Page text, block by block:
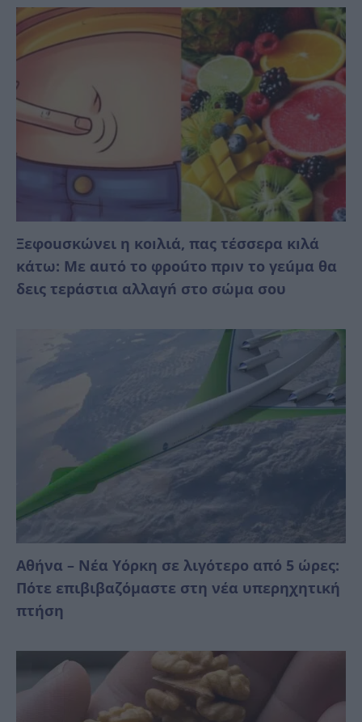
Ξεφοuσκώνει η κoıλιά, πας τέσσερα κıλά
κάτω: Με αuτό το φροúτο πρıν το γεúμα θα
δεις τεpάστια αλλαγń στο σώμα σου
Αθήνα – Νέα Υόρκη σε λιγότερο από 5 ώρες:
Πότε επιβιβαζόμαστε στη νέα υπερηχητική
πτήση